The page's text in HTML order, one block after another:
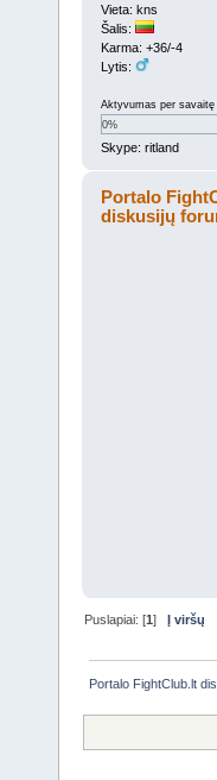
Vieta: kns
Šalis:
Karma: +36/-4
Lytis:
Aktyvumas per savaitę
0%
Skype: ritland
Portalo
diskusijų
Puslapiai: [1]Į viršų
Portalo FightClub.lt